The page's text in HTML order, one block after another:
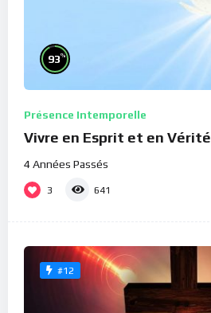
93%
Présence Intemporelle
Vivre en Esprit et en Vérité
4 Années Passés
3 641
#12